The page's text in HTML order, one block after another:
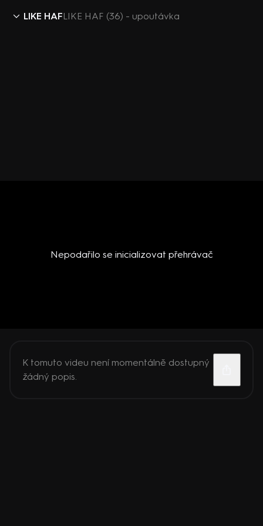
LIKE HAFLIKE HAF (36) - upoutávka
Nepodařilo se inicializovat přehrávač
K tomuto videu není momentálně dostupný
žádný popis.